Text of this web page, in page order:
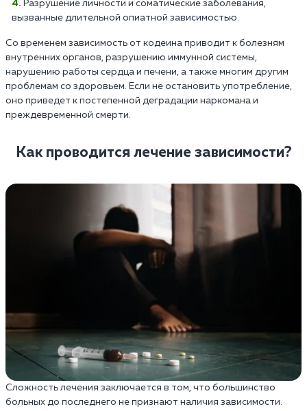
Разрушение личности и соматические заболевания,
вызванные длительной опиатной зависимостью.
Со временем зависимость от кодеина приводит к болезням
внутренних органов, разрушению иммунной системы,
нарушению работы сердца и печени, а также многим другим
проблемам со здоровьем. Если не остановить употребление,
оно приведет к постепенной деградации наркомана и
преждевременной смерти.
Как проводится лечение зависимости?
Сложность лечения заключается в том, что большинство
больных до последнего не признают наличия зависимости.